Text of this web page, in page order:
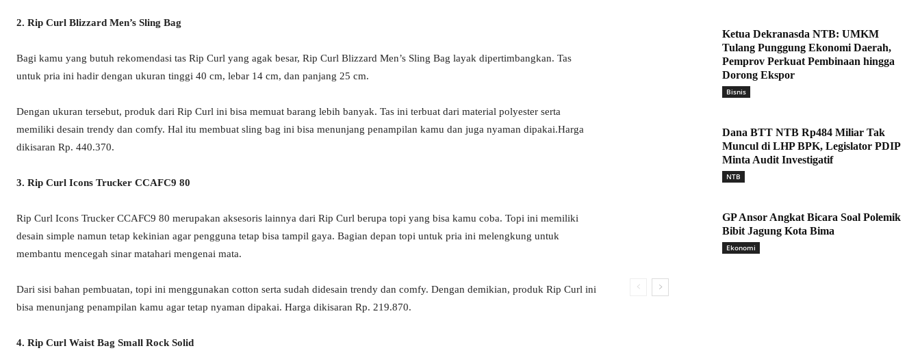
2. Rip Curl Blizzard Men’s Sling Bag
Bagi kamu yang butuh rekomendasi tas Rip Curl yang agak besar, Rip Curl Blizzard Men’s Sling Bag layak dipertimbangkan. Tas
untuk pria ini hadir dengan ukuran tinggi 40 cm, lebar 14 cm, dan panjang 25 cm.
Dengan ukuran tersebut, produk dari Rip Curl ini bisa memuat barang lebih banyak. Tas ini terbuat dari material polyester serta
memiliki desain trendy dan comfy. Hal itu membuat sling bag ini bisa menunjang penampilan kamu dan juga nyaman dipakai.Harga
dikisaran Rp. 440.370.
3. Rip Curl Icons Trucker CCAFC9 80
Rip Curl Icons Trucker CCAFC9 80 merupakan aksesoris lainnya dari Rip Curl berupa topi yang bisa kamu coba. Topi ini memiliki
desain simple namun tetap kekinian agar pengguna tetap bisa tampil gaya. Bagian depan topi untuk pria ini melengkung untuk
membantu mencegah sinar matahari mengenai mata.
Dari sisi bahan pembuatan, topi ini menggunakan cotton serta sudah didesain trendy dan comfy. Dengan demikian, produk Rip Curl ini
bisa menunjang penampilan kamu agar tetap nyaman dipakai. Harga dikisaran Rp. 219.870.
4. Rip Curl Waist Bag Small Rock Solid
Ketua Dekranasda NTB: UMKM
Tulang Punggung Ekonomi Daerah,
Pemprov Perkuat Pembinaan hingga
Dorong Ekspor
Bisnis
Dana BTT NTB Rp484 Miliar Tak
Muncul di LHP BPK, Legislator PDIP
Minta Audit Investigatif
NTB
GP Ansor Angkat Bicara Soal Polemik
Bibit Jagung Kota Bima
Ekonomi